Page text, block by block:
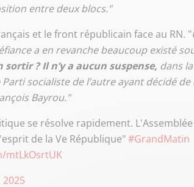
entre deux blocs."
et le front républicain face au RN. "
a en revanche beaucoup existé
? Il n’y a aucun suspense, dans
socialiste de l’autre ayant décidé
Bayrou."
se résolve rapidement.
de la Ve République"#GrandMatin
mtLkOsrtUK